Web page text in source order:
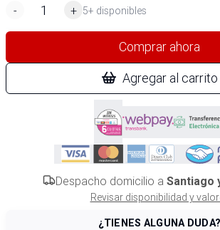
-
+ 5+ disponibles
Comprar ahora
Agregar al carrito
Despacho domicilio a Santiago
Revisar disponibilidad y
¿TIENES ALGUNA DUDA?